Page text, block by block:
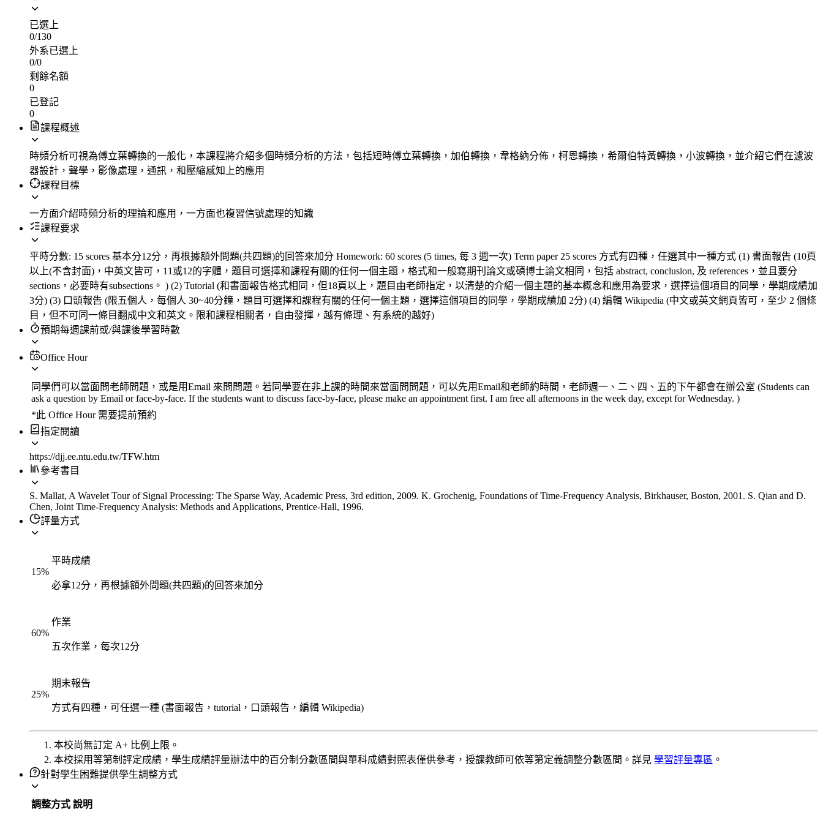
已選上
0/130
外系已選上
0/0
剩餘名額
0
已登記
0
課程概述
時頻分析可視為傅立葉轉換的一般化，本課程將介紹多個時頻分析的方法，包括短時傅立葉轉換，加伯轉換，韋格納分佈，柯恩轉換，希爾伯特黃轉換，小波轉換，並介紹它們在濾波
器設計，聲學，影像處理，通訊，和壓縮感知上的應用
課程目標
一方面介紹時頻分析的理論和應用，一方面也複習信號處理的知識
課程要求
平時分數: 15 scores 基本分12分，再根據額外問題(共四題)的回答來加分 Homework: 60 scores (5 times, 每 3 週一次) Term paper 25 scores 方式有四種，任選其中一種方式 (1) 書面報告 (10頁
以上(不含封面)，中英文皆可，11或12的字體，題目可選擇和課程有關的任何一個主題，格式和一般寫期刊論文或碩博士論文相同，包括 abstract, conclusion, 及 references，並且要分
sections，必要時有subsections。 ) (2) Tutorial (和書面報告格式相同，但18頁以上，題目由老師指定，以清楚的介紹一個主題的基本概念和應用為要求，選擇這個項目的同學，學期成績加
3分) (3) 口頭報告 (限五個人，每個人 30~40分鐘，題目可選擇和課程有關的任何一個主題，選擇這個項目的同學，學期成績加 2分) (4) 編輯 Wikipedia (中文或英文網頁皆可，至少 2 個條
目，但不可同一條目翻成中文和英文。限和課程相關者，自由發揮，越有條理、有系統的越好)
預期每週課前或/與課後學習時數
Office Hour
同學們可以當面問老師問題，或是用Email 來問問題。若同學要在非上課的時間來當面問問題，可以先用Email和老師約時間，老師週一、二、四、五的下午都會在辦公室 (Students can
ask a question by Email or face-by-face. If the students want to discuss face-by-face, please make an appointment first. I am free all afternoons in the week day, except for Wednesday. )
*此 Office Hour 需要提前預約
指定閱讀
https://djj.ee.ntu.edu.tw/TFW.htm
參考書目
S. Mallat, A Wavelet Tour of Signal Processing: The Sparse Way, Academic Press, 3rd edition, 2009. K. Grochenig, Foundations of Time-Frequency Analysis, Birkhauser, Boston, 2001. S. Qian and D.
Chen, Joint Time-Frequency Analysis: Methods and Applications, Prentice-Hall, 1996.
評量方式
15%
平時成績
必拿12分，再根據額外問題(共四題)的回答來加分
60%
作業
五次作業，每次12分
25%
期末報告
方式有四種，可任選一種 (書面報告，tutorial，口頭報告，編輯 Wikipedia)
本校尚無訂定 A+ 比例上限。
本校採用等第制評定成績，學生成績評量辦法中的百分制分數區間與單科成績對照表僅供參考，授課教師可依等第定義調整分數區間。詳見 學習評量專區 。
針對學生困難提供學生調整方式
調整方式 說明